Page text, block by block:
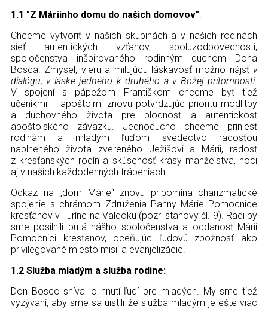
1.1 "Z Máriinho domu do našich domovov":
Chceme vytvoriť v našich skupinách a v našich rodinách
sieť autentických vzťahov, spoluzodpovednosti,
spoločenstva inšpirovaného rodinným duchom Dona
Bosca. Zmysel, vieru a milujúcu láskavosť možno nájsť v
dialógu, v láske jedného k druhého a v Božej prítomnosti.
V spojení s pápežom Františkom chceme byť tiež
učeníkmi – apoštolmi znovu potvrdzujúc prioritu modlitby
a duchovného života pre plodnosť a autentickosť
apoštolského záväzku. Jednoducho chceme priniesť
rodinám a mladým ľuďom svedectvo radosťou
naplneného života zvereného Ježišovi a Márii, radosť
z kresťanských rodín a skúsenosť krásy manželstva, hoci
aj v našich každodenných trápeniach.
Odkaz na „dom Márie“ znovu pripomína charizmatické
spojenie s chrámom Združenia Panny Márie Pomocnice
kresťanov v Turíne na Valdoku (pozri stanovy čl. 9). Radi by
sme posilnili putá nášho spoločenstva a oddanosť Márii
Pomocnici kresťanov, oceňujúc ľudovú zbožnosť ako
privilegované miesto misií a evanjelizácie.
1.2 Služba mladým a služba rodine:
Don Bosco sníval o hnutí ľudí pre mladých. My sme tiež
vyzývaní, aby sme sa uistili že služba mladým je ešte viac